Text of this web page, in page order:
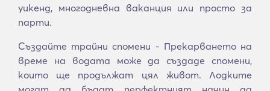
уикенд, многодневна ваканция или просто за
парти.
Създайте трайни спомени - Прекарването на
време на водата може да създаде спомени,
които ще продължат цял живот. Лодките